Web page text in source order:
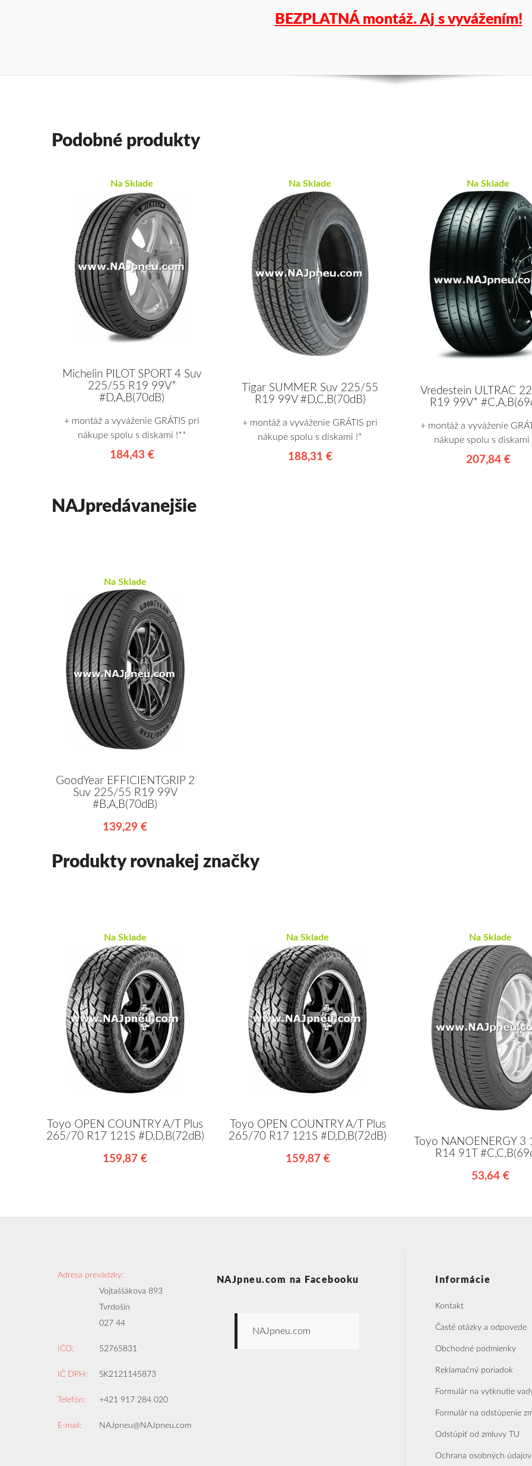
podľa
pošleme
BEZPLATNÁ montáž. Aj s vyvážením!
Podobné produkty
Na Sklade
Michelin PILOT SPORT 4 Suv
225/55 R19 99V*
#D,A,B(70dB)
+ montáž a vyváženie GRÁTIS pri
nákupe spolu s diskami !**
184,43 €
Na Sklade
Tigar SUMMER Suv 225/55
R19 99V #D,C,B(70dB)
+ montáž a vyváženie GRÁTIS pri
nákupe spolu s diskami !*
188,31 €
Na Sklade
Vredestein ULTRAC
R19 99V*
+ montáž a vyváženie
nákupe spolu s diskami
207,84 €
NAJpredávanejšie
Na Sklade
GoodYear EFFICIENTGRIP 2
Suv 225/55 R19 99V
#B,A,B(70dB)
139,29 €
Produkty rovnakej značky
Na Sklade
Toyo OPEN COUNTRY A/T Plus
265/70 R17 121S #D,D,B(72dB)
159,87 €
Na Sklade
Toyo OPEN COUNTRY A/T Plus
265/70 R17 121S #D,D,B(72dB)
159,87 €
Na Sklade
Toyo NANOENERGY
R14 91T
53,64 €
Adresa prevádzky:
Vojtaššákova 893
Tvrdošín
027 44
IČO: 52765831
IČ DPH: SK2121145873
Telefón: +421 917 284 020
E-mail: NAJpneu@NAJpneu.com
NAJpneu.com na Facebooku
NAJpneu.com
Informácie
Kontakt
Časté otázky a odpovede
Obchodné podmienky
Reklamačný poriadok
Formulár na vytknutie
Formulár na odstúpenie
Odstúpiť od zmluvy TU
Ochrana osobných údajov